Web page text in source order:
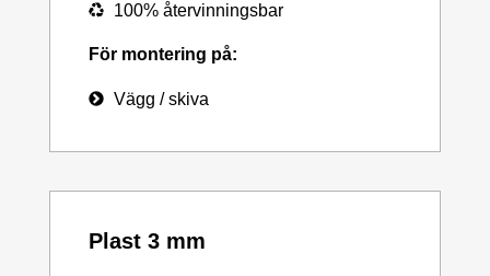
100% återvinningsbar
För montering på:
Vägg / skiva
Plast 3 mm